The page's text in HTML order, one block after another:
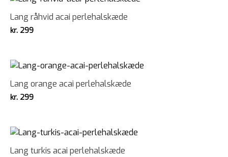
Lang råhvid acai perlehalskæde
kr. 299
Lang orange acai perlehalskæde
kr. 299
Lang turkis acai perlehalskæde